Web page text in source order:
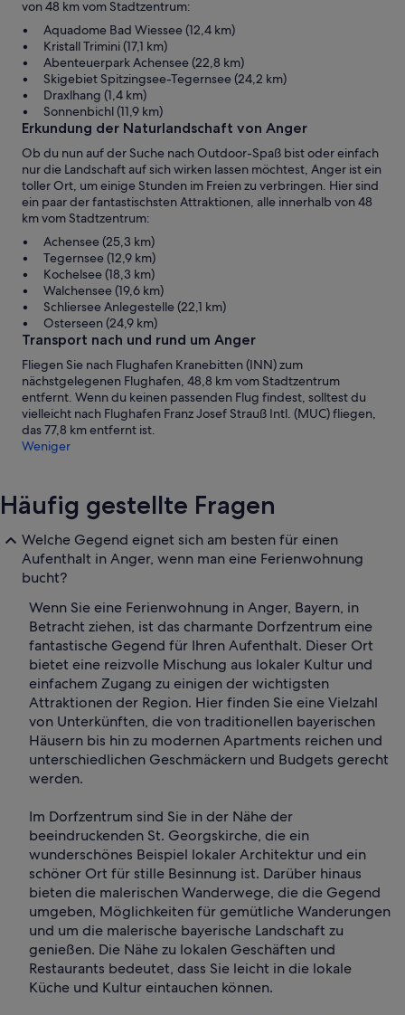
von 48 km vom Stadtzentrum:
Aquadome Bad Wiessee (12,4 km)
Kristall Trimini (17,1 km)
Abenteuerpark Achensee (22,8 km)
Skigebiet Spitzingsee-Tegernsee (24,2 km)
Draxlhang (1,4 km)
Sonnenbichl (11,9 km)
Erkundung der Naturlandschaft von Anger
Ob du nun auf der Suche nach Outdoor-Spaß bist oder einfach
nur die Landschaft auf sich wirken lassen möchtest, Anger ist ein
toller Ort, um einige Stunden im Freien zu verbringen. Hier sind
ein paar der fantastischsten Attraktionen, alle innerhalb von 48
km vom Stadtzentrum:
Achensee (25,3 km)
Tegernsee (12,9 km)
Kochelsee (18,3 km)
Walchensee (19,6 km)
Schliersee Anlegestelle (22,1 km)
Osterseen (24,9 km)
Transport nach und rund um Anger
Fliegen Sie nach Flughafen Kranebitten (INN) zum
nächstgelegenen Flughafen, 48,8 km vom Stadtzentrum
entfernt. Wenn du keinen passenden Flug findest, solltest du
vielleicht nach Flughafen Franz Josef Strauß Intl. (MUC) fliegen,
das 77,8 km entfernt ist.
Weniger
Häufig gestellte Fragen
Welche Gegend eignet sich am besten für einen
Aufenthalt in Anger, wenn man eine Ferienwohnung
bucht?
Wenn Sie eine Ferienwohnung in Anger, Bayern, in
Betracht ziehen, ist das charmante Dorfzentrum eine
fantastische Gegend für Ihren Aufenthalt. Dieser Ort
bietet eine reizvolle Mischung aus lokaler Kultur und
einfachem Zugang zu einigen der wichtigsten
Attraktionen der Region. Hier finden Sie eine Vielzahl
von Unterkünften, die von traditionellen bayerischen
Häusern bis hin zu modernen Apartments reichen und
unterschiedlichen Geschmäckern und Budgets gerecht
werden.
Im Dorfzentrum sind Sie in der Nähe der
beeindruckenden St. Georgskirche, die ein
wunderschönes Beispiel lokaler Architektur und ein
schöner Ort für stille Besinnung ist. Darüber hinaus
bieten die malerischen Wanderwege, die die Gegend
umgeben, Möglichkeiten für gemütliche Wanderungen
und um die malerische bayerische Landschaft zu
genießen. Die Nähe zu lokalen Geschäften und
Restaurants bedeutet, dass Sie leicht in die lokale
Küche und Kultur eintauchen können.